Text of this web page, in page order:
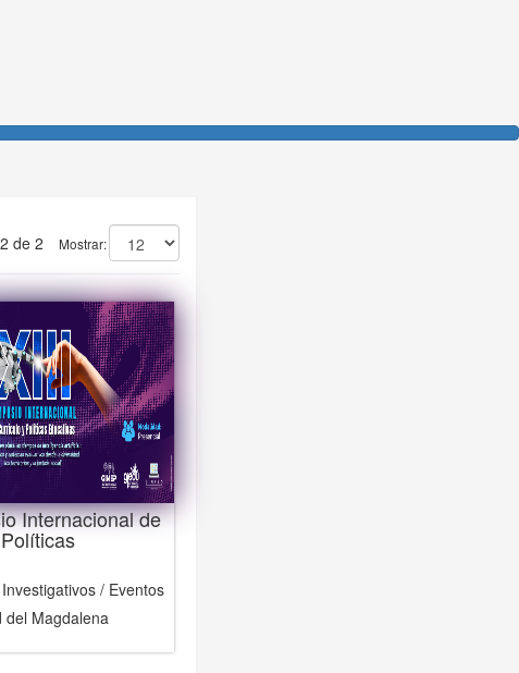
de 2 Mostrar:
Internacional de
/ Eventos
del Magdalena